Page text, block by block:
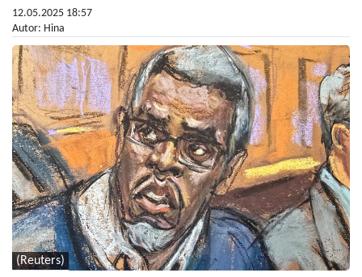
12.05.2025 18:57
Autor: Hina
(Reuters)